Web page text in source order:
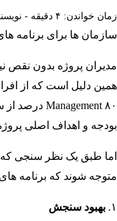
زمان خواندن: ۴ دقیقه -
سازمان ها برای برنامه
مدیران پروژه بدون نقص
بودجه و اهداف اصلی
متوجه شوند که برنامه
بهبود سنجش